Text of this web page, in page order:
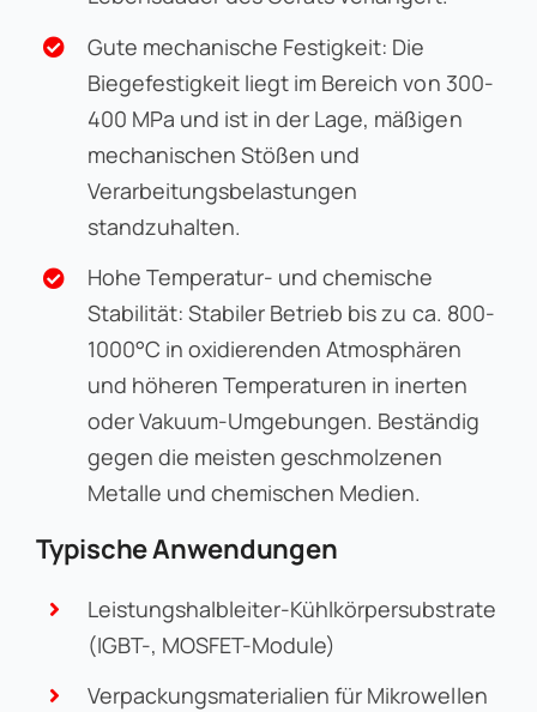
Gute mechanische Festigkeit: Die
Biegefestigkeit liegt im Bereich von 300-
400 MPa und ist in der Lage, mäßigen
mechanischen Stößen und
Verarbeitungsbelastungen
standzuhalten.
Hohe Temperatur- und chemische
Stabilität: Stabiler Betrieb bis zu ca. 800-
1000°C in oxidierenden Atmosphären
und höheren Temperaturen in inerten
oder Vakuum-Umgebungen. Beständig
gegen die meisten geschmolzenen
Metalle und chemischen Medien.
Typische Anwendungen
Leistungshalbleiter-Kühlkörpersubstrate
(IGBT-, MOSFET-Module)
Verpackungsmaterialien für Mikrowellen